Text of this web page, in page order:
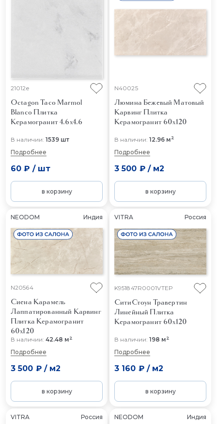
21012e
Octagon Taco Marmol
Blanco Плитка
Керамогранит 4.6x4.6
В наличии: 1539 шт
Подробнее
60 ₽ / шт
в корзину
N40025
Люмина Бежевый Матовый
Карвинг Плитка
Керамогранит 60x120
В наличии: 12.96 м2
Подробнее
3 500 ₽/ м2
в корзину
NEODOM Индия
N20564
Сиена Карамель
Лаппатированный Карвинг
Плитка Керамогранит
60x120
В наличии: 42.48 м2
Подробнее
3 500 ₽/ м2
в корзину
VITRA Россия
K951847R0001VTEP
СитиСтоун Травертин
Линейный Плитка
Керамогранит 60x120
В наличии: 198 м2
Подробнее
3 160 ₽/ м2
в корзину
VITRA Россия NEODOM Индия